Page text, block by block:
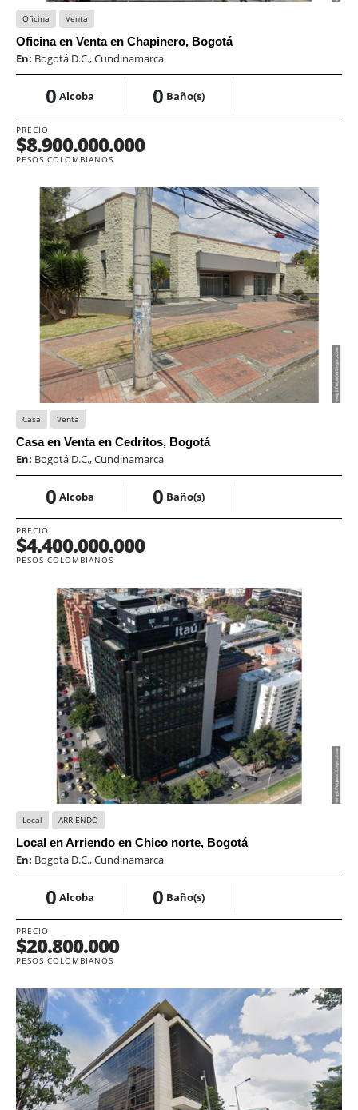
Oficina Venta
Oficina en Venta en Chapinero, Bogotá
En: Bogotá D.C., Cundinamarca
0 Alcoba 0 Baño(s)
PRECIO
$8.900.000.000
PESOS COLOMBIANOS
Casa Venta
Casa en Venta en Cedritos, Bogotá
En: Bogotá D.C., Cundinamarca
0 Alcoba 0 Baño(s)
PRECIO
$4.400.000.000
PESOS COLOMBIANOS
Local ARRIENDO
Local en Arriendo en Chico norte, Bogotá
En: Bogotá D.C., Cundinamarca
0 Alcoba 0 Baño(s)
PRECIO
$20.800.000
PESOS COLOMBIANOS